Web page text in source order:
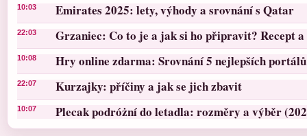
10:03 Emirates 2025: lety, výhody a srovnání s Qatar
22:03 Grzaniec: Co to je a jak si ho připravit? Recept
10:08 Hry online zdarma: Srovnání 5 nejlepších portálů
22:07 Kurzajky: příčiny a jak se jich zbavit
10:07 Plecak podróżní do letadla: rozměry a výběr